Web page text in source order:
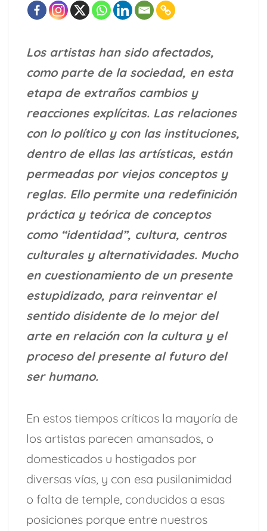
Los artistas han sido afectados,
como parte de la sociedad, en esta
etapa de extraños cambios y
reacciones explícitas. Las relaciones
con lo político y con las instituciones,
dentro de ellas las artísticas, están
permeadas por viejos conceptos y
reglas. Ello permite una redefinición
práctica y teórica de conceptos
como “identidad”, cultura, centros
culturales y alternatividades. Mucho
en cuestionamiento de un presente
estupidizado, para reinventar el
sentido disidente de lo mejor del
arte en relación con la cultura y el
proceso del presente al futuro del
ser humano.
En estos tiempos críticos la mayoría de
los artistas parecen amansados, o
domesticados u hostigados por
diversas vías, y con esa pusilanimidad
o falta de temple, conducidos a esas
posiciones porque entre nuestros